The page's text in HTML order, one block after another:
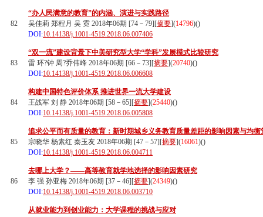
82
“办人民满意的教育”的内涵、演进与实践路径
吴佳莉 郑程月 吴 霓 2018年06期 [74－79][摘要](14796)()
DOI:10.14138/j.1001-4519.2018.06.007406
83
“双一流”建设背景下中美研究型大学“学科”发展模式比较研究
雷 环?钟 周?乔伟峰 2018年06期 [66－73][摘要](20740)()
DOI:10.14138/j.1001-4519.2018.06.006608
84
构建中国特色评价体系 推进世界一流大学建设
王战军 刘 静 2018年06期 [58－65][摘要](25440)()
DOI:10.14138/j.1001-4519.2018.06.005808
85
追求公平而有质量的教育：新时期城乡义务教育质量差距的影响因素与均衡
宗晓华 杨素红 秦玉友 2018年06期 [47－57][摘要](16061)()
DOI:10.14138/j.1001-4519.2018.06.004711
86
去哪上大学？——高等教育就学地选择的影响因素研究
李 强 孙亚梅 2018年06期 [37－46][摘要](24349)()
DOI:10.14138/j.1001-4519.2018.06.003710
从就业能力到创业能力：大学课程的挑战与应对